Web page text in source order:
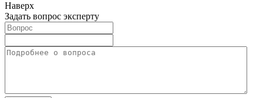
Наверх
Задать вопрос эксперту